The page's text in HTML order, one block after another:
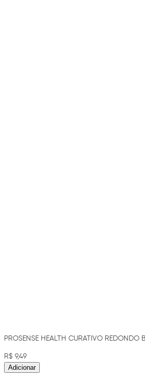
PROSENSE HEALTH CURATIVO REDONDO
R$ 9,49
Adicionar